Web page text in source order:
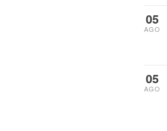
05
AGO
05
AGO